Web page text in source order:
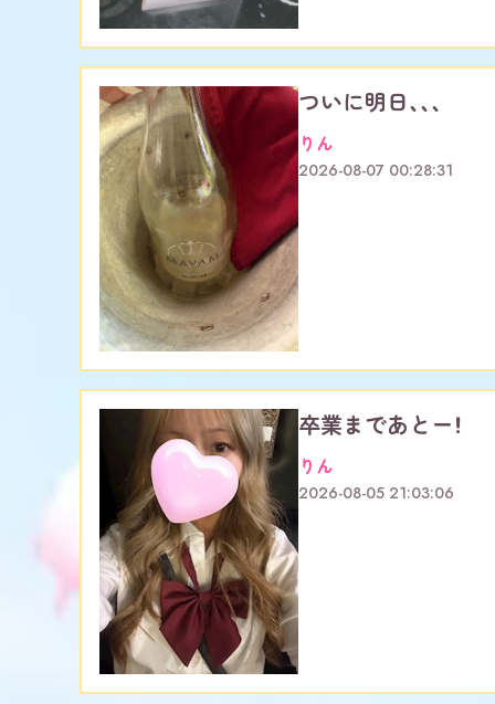
ついに明日、、、
りん
2026-08-07 00:28:31
卒業まであとー！
りん
2026-08-05 21:03:06